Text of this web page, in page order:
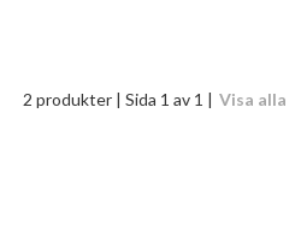
Visa alla
2 produkter | Sida 1 av 1 |